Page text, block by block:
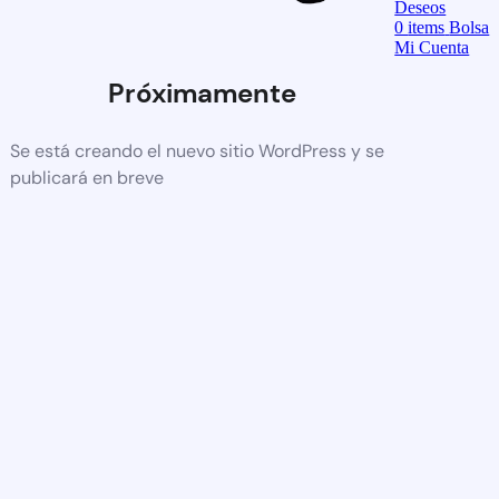
Próximamente
Se está creando el nuevo sitio WordPress y se
publicará en breve
Deseos
0items Bolsa
Mi Cuenta